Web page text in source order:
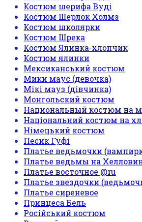
Костюм шерифа Вуді
Костюм Шерлок Холмз
Костюм школярки
Костюм Шрека
Костюм Ялинка-хлопчик
Костюм ялинки
Мексиканський костюм
Мики маус (девочка)
Мікі мауз (дівчинка)
Монгольский костюм
Национальный костюм на
Національний костюм на
Німецький костюм
Песик Гуфі
Платье ведьмочки
Платье ведьмы на Хелловин
Платье восточное @ru
Платье звездочки
Платье сиреневое
Принцеса Бель
Російський костюм